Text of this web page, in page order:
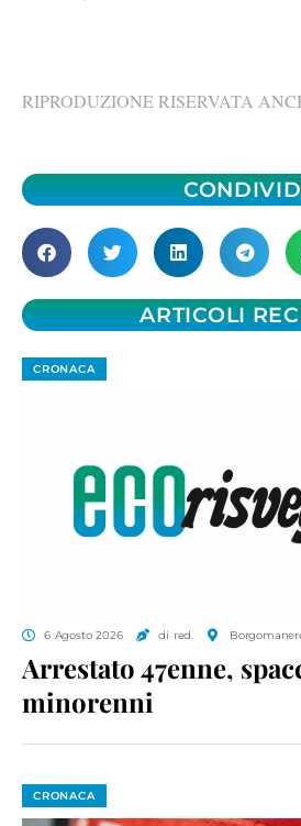
RIPRODUZIONE RISERVATA
ARTICOLI
CRONACA
6 Agosto 2026 di red.
Arrestato 47enne,
minorenni
CRONACA